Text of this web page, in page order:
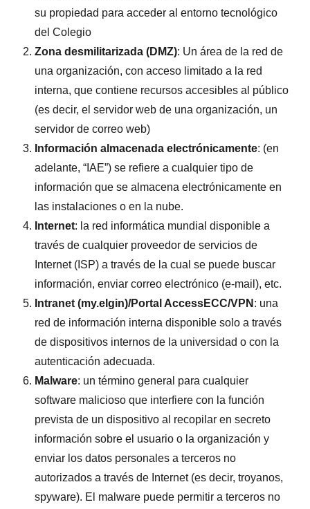
su propiedad para acceder al entorno tecnológico
del Colegio
Zona desmilitarizada (DMZ): Un área de la red de
una organización, con acceso limitado a la red
interna, que contiene recursos accesibles al público
(es decir, el servidor web de una organización, un
servidor de correo web)
Información almacenada electrónicamente: (en
adelante, “IAE”) se refiere a cualquier tipo de
información que se almacena electrónicamente en
las instalaciones o en la nube.
Internet: la red informática mundial disponible a
través de cualquier proveedor de servicios de
Internet (ISP) a través de la cual se puede buscar
información, enviar correo electrónico (e-mail), etc.
Intranet (my.elgin)/Portal AccessECC/VPN : una
red de información interna disponible solo a través
de dispositivos internos de la universidad o con la
autenticación adecuada.
Malware: un término general para cualquier
software malicioso que interfiere con la función
prevista de un dispositivo al recopilar en secreto
información sobre el usuario o la organización y
enviar los datos personales a terceros no
autorizados a través de Internet (es decir, troyanos,
spyware). El malware puede permitir a terceros no